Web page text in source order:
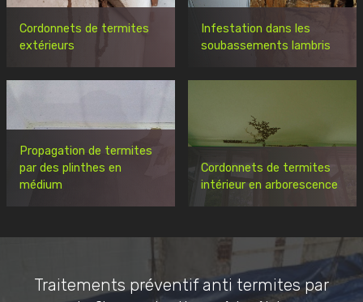
Cordonnets de termites
extérieurs
Infestation dans les
soubassements lambris
Propagation de termites
par des plinthes en
médium
Cordonnets de termites
intérieur en arborescence
Traitements préventif anti termites par